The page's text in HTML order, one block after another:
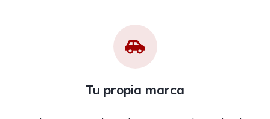
Tu propia marca